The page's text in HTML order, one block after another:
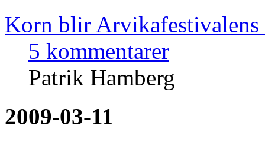
Korn blir Arvikafestivalens
5 kommentarer
Patrik Hamberg
2009-03-11